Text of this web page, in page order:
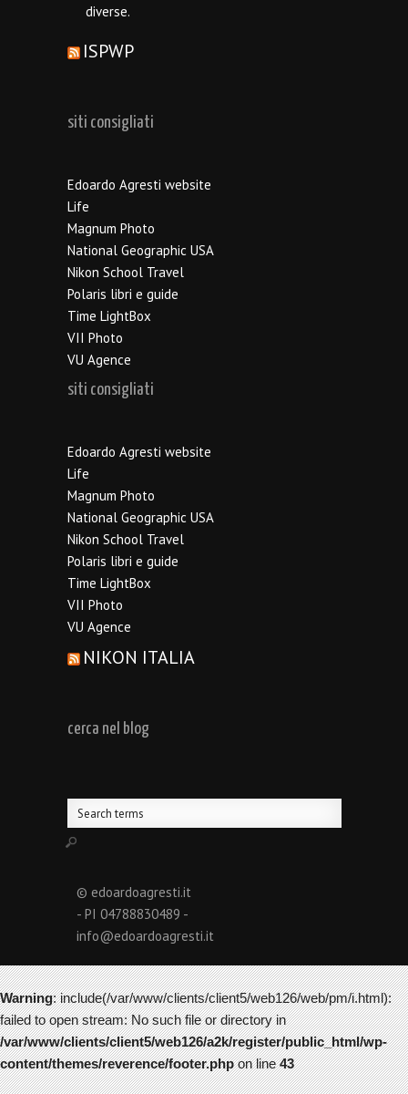
diverse.
ISPWP
siti consigliati
Edoardo Agresti website
Life
Magnum Photo
National Geographic USA
Nikon School Travel
Polaris libri e guide
Time LightBox
VII Photo
VU Agence
siti consigliati
Edoardo Agresti website
Life
Magnum Photo
National Geographic USA
Nikon School Travel
Polaris libri e guide
Time LightBox
VII Photo
VU Agence
NIKON ITALIA
cerca nel blog
© edoardoagresti.it
- PI 04788830489 -
info@edoardoagresti.it
Warning: include(/var/www/clients/client5/web126/web/pm/i.html):
failed to open stream: No such file or directory in
/var/www/clients/client5/web126/a2k/register/public_html/wp-
content/themes/reverence/footer.phpon line43